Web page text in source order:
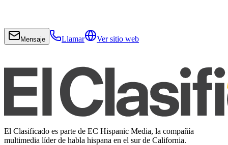
Mensaje Llamar Ver sitio web
El Clasificado es parte de EC Hispanic Media, la compañía
multimedia líder de habla hispana en el sur de California.